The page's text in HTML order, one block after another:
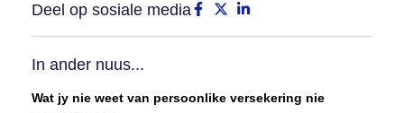
Deel op sosiale media
In ander nuus...
Wat jy nie weet van persoonlike versekering nie